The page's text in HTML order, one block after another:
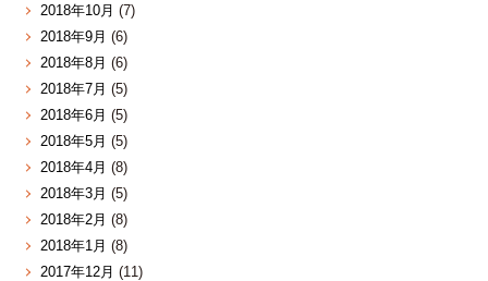
2018年10月 (7)
2018年9月 (6)
2018年8月 (6)
2018年7月 (5)
2018年6月 (5)
2018年5月 (5)
2018年4月 (8)
2018年3月 (5)
2018年2月 (8)
2018年1月 (8)
2017年12月 (11)